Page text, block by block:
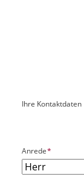
O
k
UIhre Kontaktdaten
P
f
l
Anrede*